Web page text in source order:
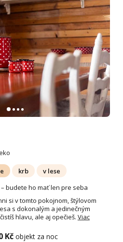
krb
v lese
budete ho mať len pre seba
si v tomto pokojnom, štýlovom
s dokonalým a jedinečným
hlavu, ale aj opečieš. Viac
Kč objekt za noc